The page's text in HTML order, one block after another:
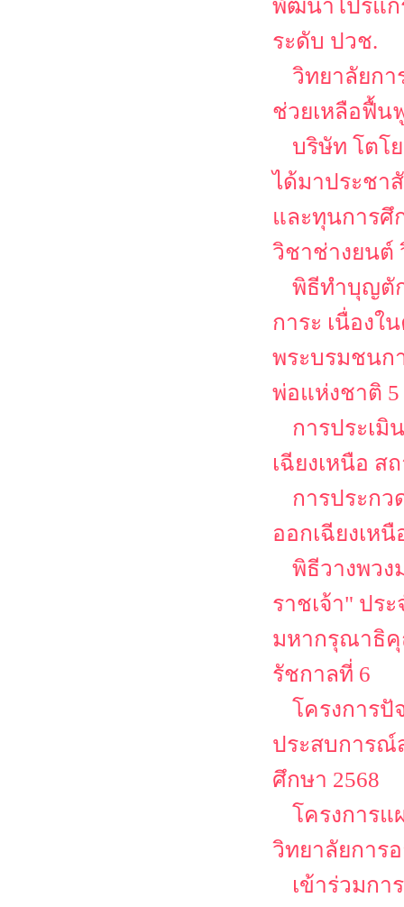
พัฒนาโปรแก
ระดับ ปวช.
วิทยาลัยกา
ช่วยเหลือฟื้น
บริษัท โตโ
ได้มาประชา
และทุนการศึ
วิชาช่างยนต์
พิธีทำบุญตั
การะ เนื่องใ
พระบรมชนก
พ่อแห่งชาติ
การประเ
เฉียงเหนือ ส
การประก
ออกเฉียงเห
พิธีวางพวง
ราชเจ้า" ปร
มหากรุณาธิคุ
รัชกาลที่ 6
โครงการปั
ประสบการณ์
ศึกษา 2568
โครงการ
วิทยาลัยการ
เข้าร่วมก